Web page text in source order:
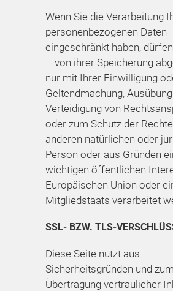
Wenn Sie die Verarbeitung
personenbezogenen Daten
eingeschränkt haben,
– von ihrer Speicherung
nur mit Ihrer Einwilligung
Geltendmachung,
Verteidigung von
oder zum Schutz der
anderen natürlichen oder
Person oder aus Gründen
wichtigen öffentlichen
Europäischen Union oder
Mitgliedstaats verarbeitet
SSL- BZW. TLS-
Diese Seite nutzt aus
Sicherheitsgründen und
Übertragung vertraulicher